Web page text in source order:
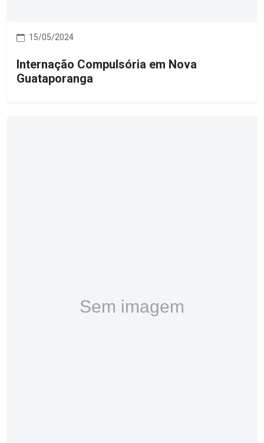
15/05/2024
Internação Compulsória em Nova
Guataporanga